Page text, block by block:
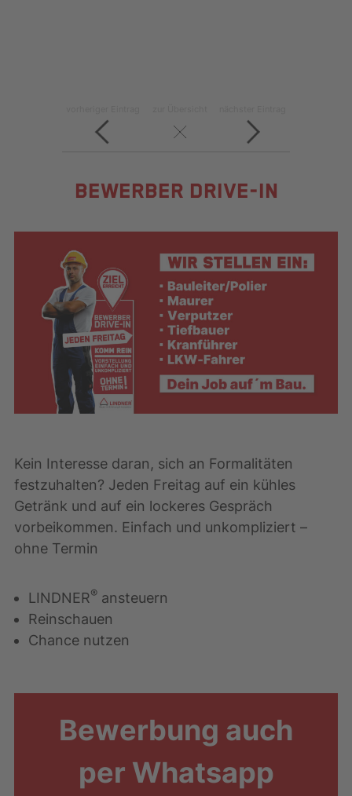
BEWERBER DRIVE-IN
Kein Interesse daran, sich an Formalitäten
festzuhalten? Jeden Freitag auf ein kühles
Getränk und auf ein lockeres Gespräch
vorbeikommen. Einfach und unkompliziert –
ohne Termin
LINDNER® ansteuern
Reinschauen
Chance nutzen
Bewerbung auch
per Whatsapp